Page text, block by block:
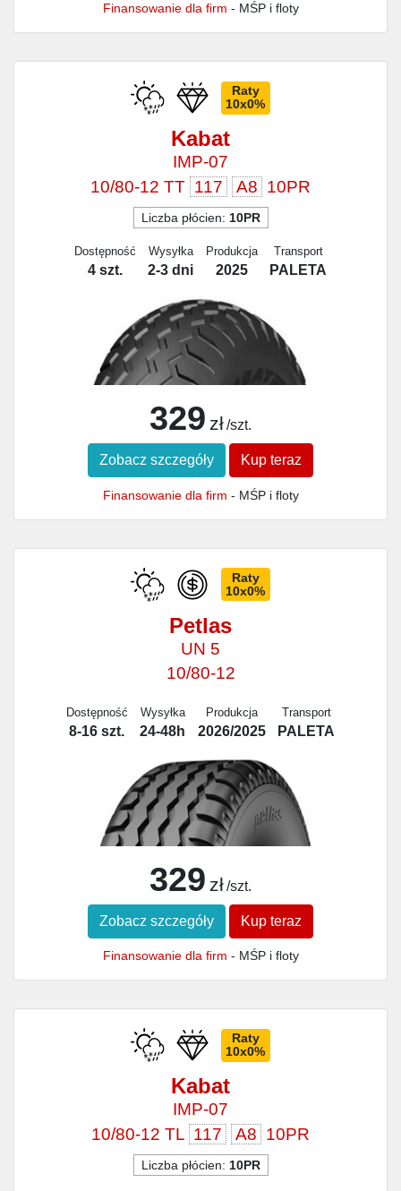
Finansowanie dla firm - MŚP i floty
Raty
10x0%
Kabat
IMP-07
10/80-12 TT 117 A8 10PR
Liczba płócien: 10PR
Dostępność
4 szt.
Wysyłka
2-3 dni
Produkcja
2025
Transport
PALETA
329 zł /szt.
Zobacz szczegóły Kup teraz
Finansowanie dla firm - MŚP i floty
Raty
10x0%
Petlas
UN 5
10/80-12
Dostępność
8-16 szt.
Wysyłka
24-48h
Produkcja
2026/2025
Transport
PALETA
329 zł /szt.
Zobacz szczegóły Kup teraz
Finansowanie dla firm - MŚP i floty
Raty
10x0%
Kabat
IMP-07
10/80-12 TL 117 A8 10PR
Liczba płócien: 10PR